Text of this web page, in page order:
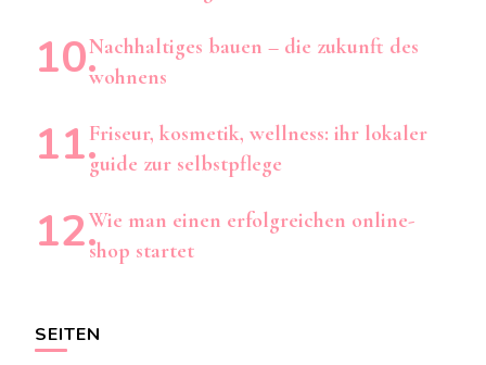
Nachhaltiges bauen – die zukunft des
wohnens
Friseur, kosmetik, wellness: ihr lokaler
guide zur selbstpflege
Wie man einen erfolgreichen online-
shop startet
SEITEN